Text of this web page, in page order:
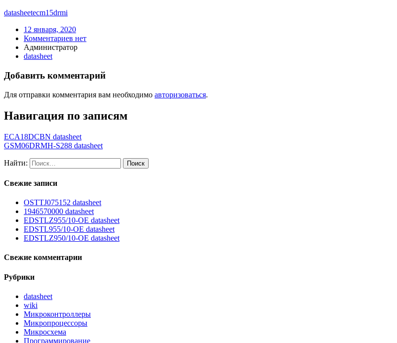
datasheetecm15drmi
12 января, 2020
Комментариев нет
Администратор
datasheet
Добавить комментарий
Для отправки комментария вам необходимо авторизоваться.
Навигация по записям
ECA18DCBN datasheet
GSM06DRMH-S288 datasheet
Найти:
Свежие записи
OSTTJ075152 datasheet
1946570000 datasheet
EDSTLZ955/10-OE datasheet
EDSTL955/10-OE datasheet
EDSTLZ950/10-OE datasheet
Свежие комментарии
Рубрики
datasheet
wiki
Микроконтроллеры
Микропроцессоры
Микросхема
Программирование